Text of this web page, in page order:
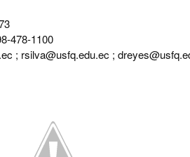
478-1100
; rsilva@usfq.edu.ec ;